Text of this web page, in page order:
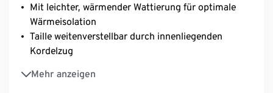
Mit leichter, wärmender Wattierung für optimale
Wärmeisolation
Taille weitenverstellbar durch innenliegenden
Kordelzug
Mehr anzeigen
Weiten- und höhenverstellbare Kapuze
Besonders hochschließender Kragen